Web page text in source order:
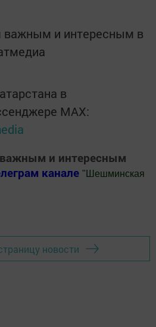
и интересным в
в
MАХ:
и интересным
канале " Шешминская
новости